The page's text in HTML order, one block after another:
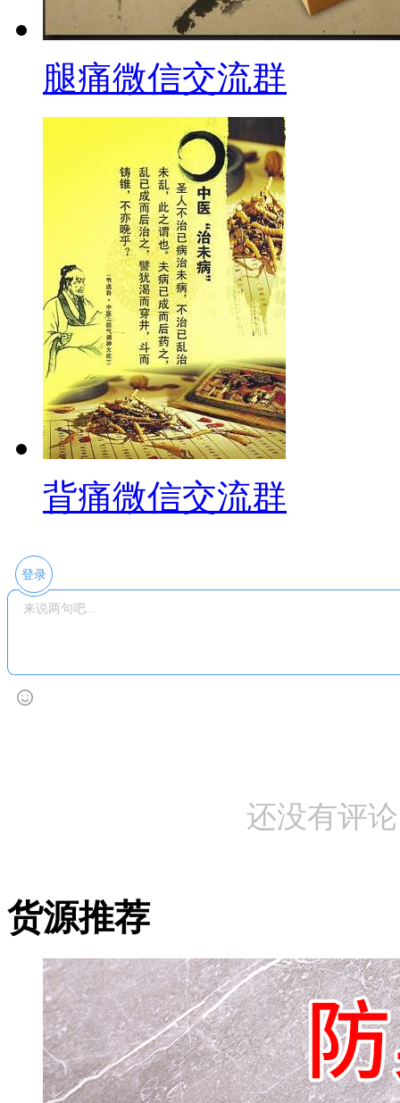
腿痛微信交流群
背痛微信交流群
登录
还没有评
货源推荐